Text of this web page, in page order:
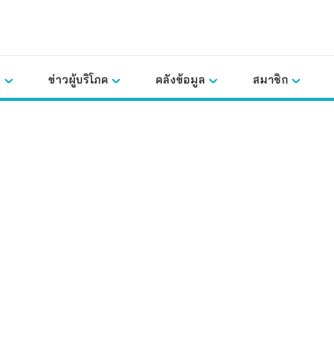
ข่าวผู้บริโภค คลังข้อมูล สมาชิก